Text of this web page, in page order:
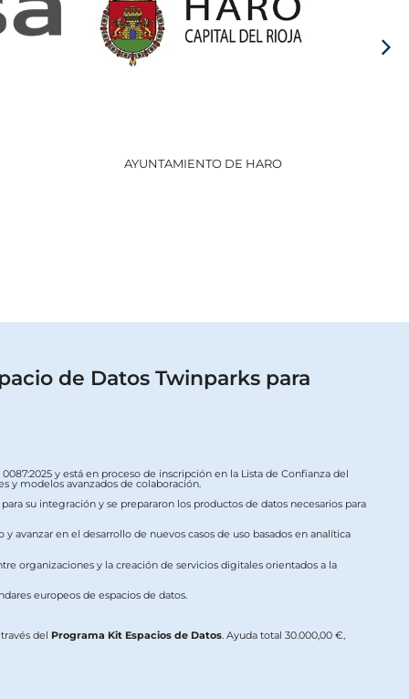
AYUNTAMIENTO DE HARO
de Datos Twinparks para
y está en proceso de inscripción en la Lista de Confianza del
y modelos avanzados de colaboración.
su integración y se prepararon los productos de datos necesarios para
en el desarrollo de nuevos casos de uso basados en analítica
organizaciones y la creación de servicios digitales orientados a la
europeos de espacios de datos.
través del Programa Kit Espacios de Datos. Ayuda total 30.000,00 €,